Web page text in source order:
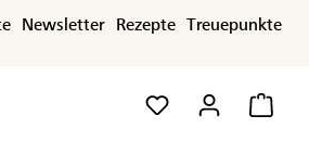
Newsletter Rezepte Treuepunkte